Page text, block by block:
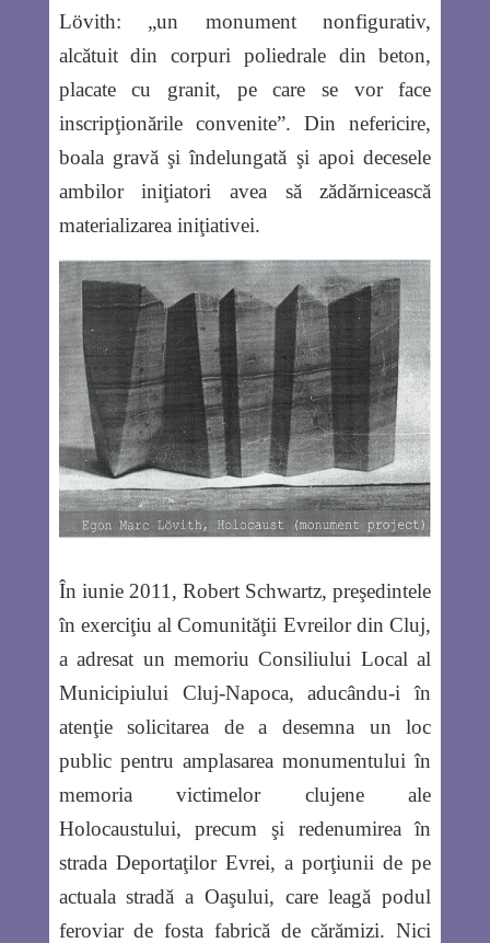
Lövith: „un monument nonfigurativ,
alcătuit din corpuri poliedrale din beton,
placate cu granit, pe care se vor face
inscripţionările convenite”. Din nefericire,
boala gravă şi îndelungată şi apoi decesele
ambilor iniţiatori avea să zădărnicească
materializarea iniţiativei.
În iunie 2011, Robert Schwartz, preşedintele
în exerciţiu al Comunităţii Evreilor din Cluj,
a adresat un memoriu Consiliului Local al
Municipiului Cluj-Napoca, aducându-i în
atenţie solicitarea de a desemna un loc
public pentru amplasarea monumentului în
memoria victimelor clujene ale
Holocaustului, precum şi redenumirea în
strada Deportaţilor Evrei, a porţiunii de pe
actuala stradă a Oaşului, care leagă podul
feroviar de fosta fabrică de cărămizi. Nici